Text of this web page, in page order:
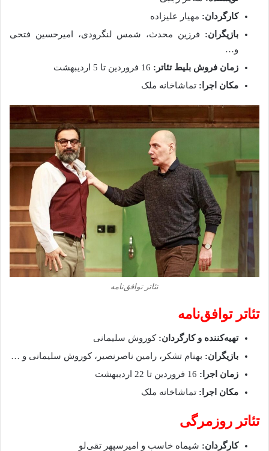
کارگردان: مهیار علیزاده
بازیگران: فرزین محدث، شمس لنگرودی، امیرحسین فتحی
و‌…
زمان فروش بلیط تئاتر:
مکان اجرا: تماشاخانه ملک
تئاتر توافق‌نامه
تئاتر توافق‌نامه
تهیه‌کننده و کارگردان: کوروش سلیمانی
بازیگران: بهنام تشکر، رامین ناصرنصیر، کوروش سلیمانی و …
زمان اجرا: 16 فروردین تا 22 اردیبهشت
مکان اجرا: تماشاخانه ملک
تئاتر روزمرگی
کارگردان: شیماه خاسب و امیرسپهر تقی‌لو